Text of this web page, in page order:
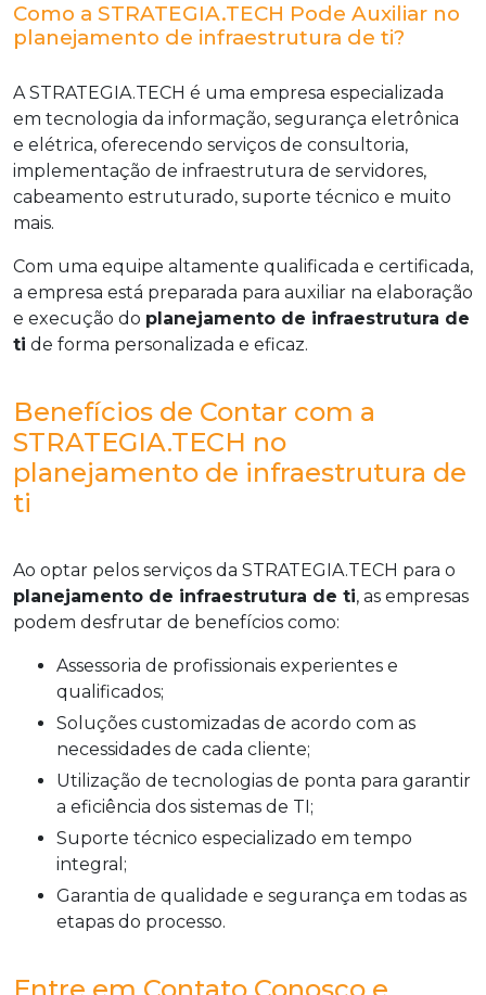
Como a STRATEGIA.TECH Pode Auxiliar no
planejamento de infraestrutura de ti?
A STRATEGIA.TECH é uma empresa especializada
em tecnologia da informação, segurança eletrônica
e elétrica, oferecendo serviços de consultoria,
implementação de infraestrutura de servidores,
cabeamento estruturado, suporte técnico e muito
mais.
Com uma equipe altamente qualificada e certificada,
a empresa está preparada para auxiliar na elaboração
e execução do planejamento de infraestrutura de
ti de forma personalizada e eficaz.
Benefícios de Contar com a
STRATEGIA.TECH no
planejamento de infraestrutura de
ti
Ao optar pelos serviços da STRATEGIA.TECH para o
planejamento de infraestrutura de ti, as empresas
podem desfrutar de benefícios como:
Assessoria de profissionais experientes e
qualificados;
Soluções customizadas de acordo com as
necessidades de cada cliente;
Utilização de tecnologias de ponta para garantir
a eficiência dos sistemas de TI;
Suporte técnico especializado em tempo
integral;
Garantia de qualidade e segurança em todas as
etapas do processo.